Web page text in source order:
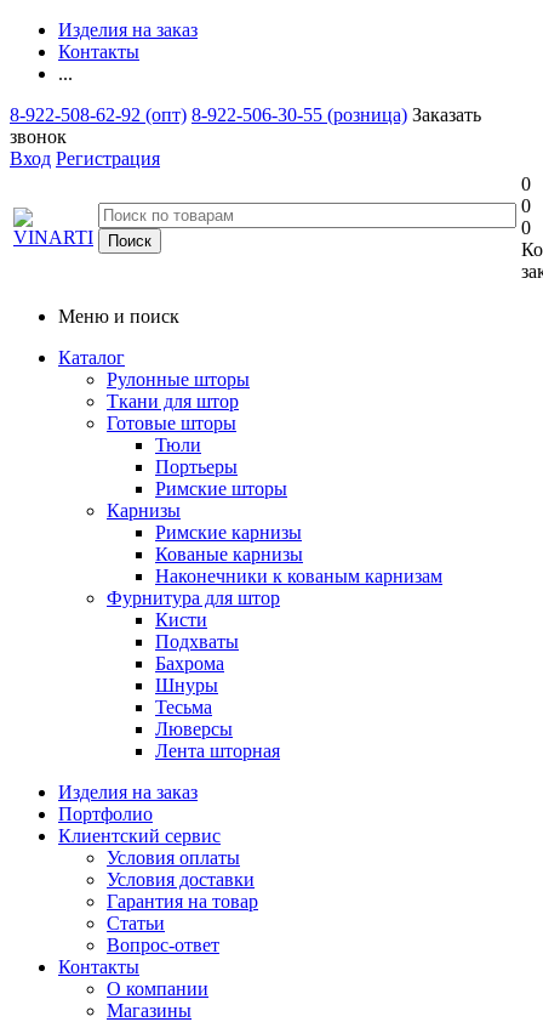
Изделия на заказ
Контакты
...
8-922-508-62-92 (опт) 8-922-506-30-55 (розница) Заказать
звонок
Вход Регистрация
0
0
0
Меню и поиск
Каталог
Рулонные шторы
Ткани для штор
Готовые шторы
Тюли
Портьеры
Римские шторы
Карнизы
Римские карнизы
Кованые карнизы
Наконечники к кованым карнизам
Фурнитура для штор
Кисти
Подхваты
Бахрома
Шнуры
Тесьма
Люверсы
Лента шторная
Изделия на заказ
Портфолио
Клиентский сервис
Условия оплаты
Условия доставки
Гарантия на товар
Статьи
Вопрос-ответ
Контакты
О компании
Магазины